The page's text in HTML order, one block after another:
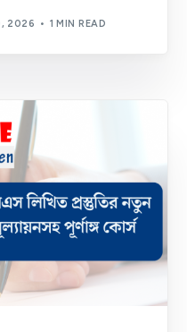
2026 1 MIN READ